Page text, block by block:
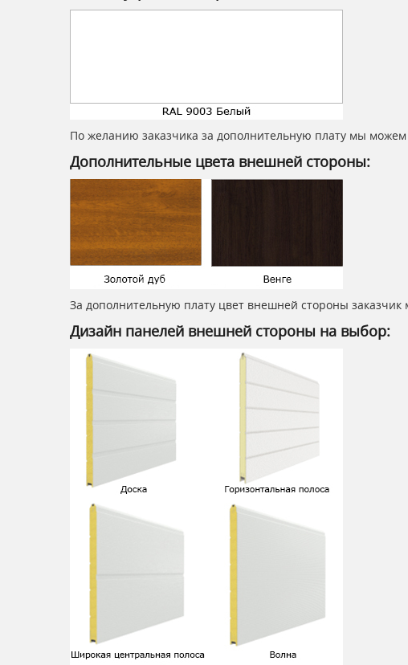
По желанию заказчика за дополнительную плату мы
Дополнительные цвета внешней стороны:
За дополнительную плату цвет внешней стороны заказчик
Дизайн панелей внешней стороны на выбор: